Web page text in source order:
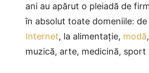
ani au apărut o pleiadă de
în absolut toate domeniile:
Internet, la alimentație, modă
muzică, arte, medicină, sport